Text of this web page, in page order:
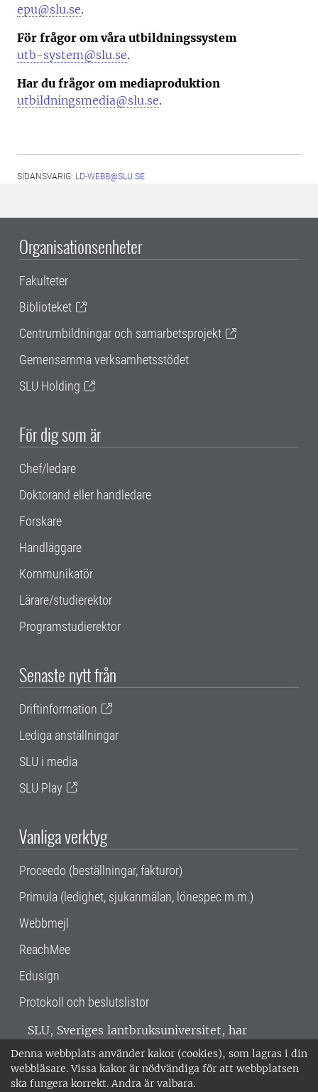
Denna webbplats använder kakor (cookies), som lagras i din
webbläsare. Vissa kakor är nödvändiga för att webbplatsen
ska fungera korrekt. Andra är valbara.
epu@slu.se.
För frågor om våra utbildningssystem
utb-system@slu.se.
Har du frågor om mediaproduktion
utbildningsmedia@slu.se.
SIDANSVARIG: LD-WEBB@SLU.SE
Organisationsenheter
Fakulteter
Biblioteket
Centrumbildningar och samarbetsprojekt
Gemensamma verksamhetsstödet
SLU Holding
För dig som är
Chef/ledare
Doktorand eller handledare
Forskare
Handläggare
Kommunikatör
Lärare/studierektor
Programstudierektor
Senaste nytt från
Driftinformation
Lediga anställningar
SLU i media
SLU Play
Vanliga verktyg
Proceedo (beställningar, fakturor)
Primula (ledighet, sjukanmälan, lönespec m.m.)
Webbmejl
ReachMee
Edusign
Protokoll och beslutslistor
SLU, Sveriges lantbruksuniversitet, har
verksamhet över hela Sverige. Huvudorter är
Alnarp, Uppsala och Umeå.SLU är
miljöcertifierat enligt ISO 14001. •